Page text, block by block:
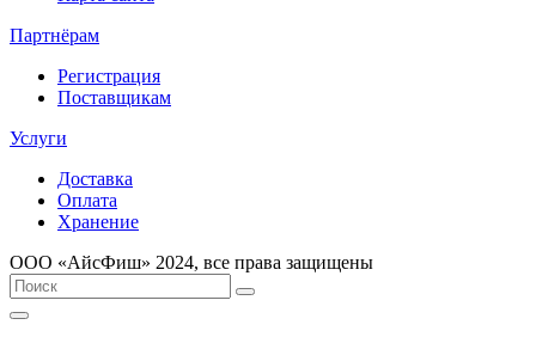
Партнёрам
Регистрация
Поставщикам
Услуги
Доставка
Оплата
Хранение
ООО «AйсФиш» 2024, все права защищены